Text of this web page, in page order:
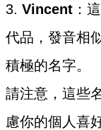
3. Vincent ：
代品，發音相
積極的名字。
請注意，這些
慮你的個人喜